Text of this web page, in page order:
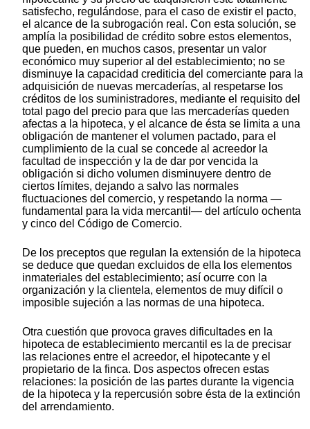
satisfecho, regulándose, para el caso de existir el pacto,
el alcance de la subrogación real. Con esta solución, se
amplía la posibilidad de crédito sobre estos elementos,
que pueden, en muchos casos, presentar un valor
económico muy superior al del establecimiento; no se
disminuye la capacidad crediticia del comerciante para la
adquisición de nuevas mercaderías, al respetarse los
créditos de los suministradores, mediante el requisito del
total pago del precio para que las mercaderías queden
afectas a la hipoteca, y el alcance de ésta se limita a una
obligación de mantener el volumen pactado, para el
cumplimiento de la cual se concede al acreedor la
facultad de inspección y la de dar por vencida la
obligación si dicho volumen disminuyere dentro de
ciertos límites, dejando a salvo las normales
fluctuaciones del comercio, y respetando la norma —
fundamental para la vida mercantil— del artículo ochenta
y cinco del Código de Comercio.
De los preceptos que regulan la extensión de la hipoteca
se deduce que quedan excluidos de ella los elementos
inmateriales del establecimiento; así ocurre con la
organización y la clientela, elementos de muy difícil o
imposible sujeción a las normas de una hipoteca.
Otra cuestión que provoca graves dificultades en la
hipoteca de establecimiento mercantil es la de precisar
las relaciones entre el acreedor, el hipotecante y el
propietario de la finca. Dos aspectos ofrecen estas
relaciones: la posición de las partes durante la vigencia
de la hipoteca y la repercusión sobre ésta de la extinción
del arrendamiento.